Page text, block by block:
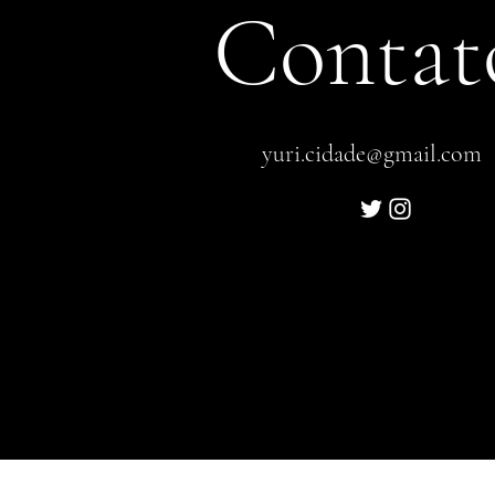
yuri.cidade@gmail.com